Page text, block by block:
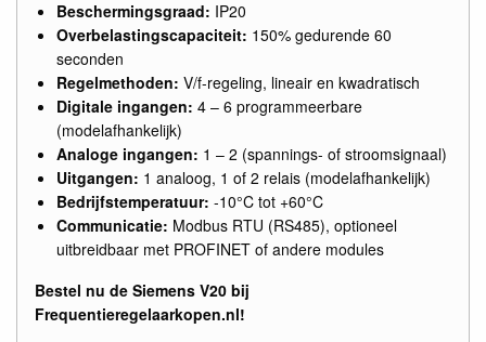
Beschermingsgraad: IP20
Overbelastingscapaciteit: 150% gedurende 60
seconden
Regelmethoden: V/f-regeling, lineair en kwadratisch
Digitale ingangen: 4 – 6 programmeerbare
(modelafhankelijk)
Analoge ingangen: 1 – 2 (spannings- of stroomsignaal)
Uitgangen: 1 analoog, 1 of 2 relais (modelafhankelijk)
Bedrijfstemperatuur: -10°C tot +60°C
Communicatie: Modbus RTU (RS485), optioneel
uitbreidbaar met PROFINET of andere modules
Bestel nu de Siemens V20 bij
Frequentieregelaarkopen.nl!